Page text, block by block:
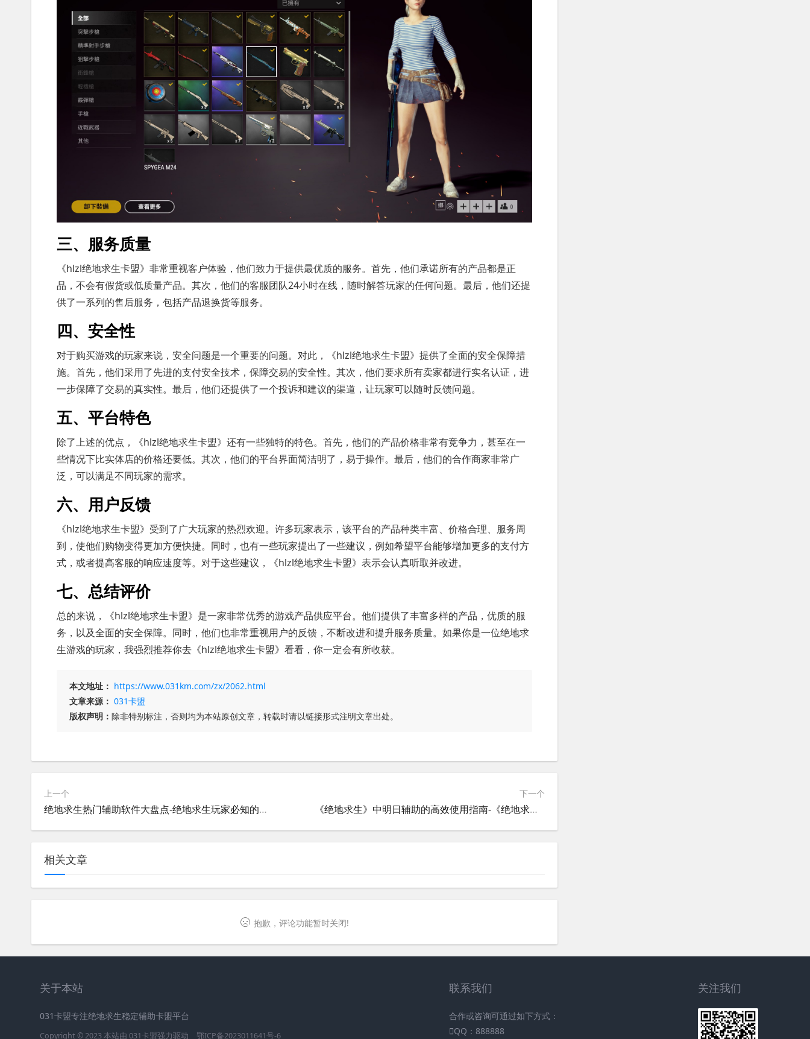
三、服务质量
《hlzl绝地求生卡盟》非常重视客户体验，他们致力于提供最优质的服务。首先，他们承诺所有的产品都是正
品，不会有假货或低质量产品。其次，他们的客服团队24小时在线，随时解答玩家的任何问题。最后，他们还提
供了一系列的售后服务，包括产品退换货等服务。
四、安全性
对于购买游戏的玩家来说，安全问题是一个重要的问题。对此，《hlzl绝地求生卡盟》提供了全面的安全保障措
施。首先，他们采用了先进的支付安全技术，保障交易的安全性。其次，他们要求所有卖家都进行实名认证，进
一步保障了交易的真实性。最后，他们还提供了一个投诉和建议的渠道，让玩家可以随时反馈问题。
五、平台特色
除了上述的优点，《hlzl绝地求生卡盟》还有一些独特的特色。首先，他们的产品价格非常有竞争力，甚至在一
些情况下比实体店的价格还要低。其次，他们的平台界面简洁明了，易于操作。最后，他们的合作商家非常广
泛，可以满足不同玩家的需求。
六、用户反馈
《hlzl绝地求生卡盟》受到了广大玩家的热烈欢迎。许多玩家表示，该平台的产品种类丰富、价格合理、服务周
到，使他们购物变得更加方便快捷。同时，也有一些玩家提出了一些建议，例如希望平台能够增加更多的支付方
式，或者提高客服的响应速度等。对于这些建议，《hlzl绝地求生卡盟》表示会认真听取并改进。
七、总结评价
总的来说，《hlzl绝地求生卡盟》是一家非常优秀的游戏产品供应平台。他们提供了丰富多样的产品，优质的服
务，以及全面的安全保障。同时，他们也非常重视用户的反馈，不断改进和提升服务质量。如果你是一位绝地求
生游戏的玩家，我强烈推荐你去《hlzl绝地求生卡盟》看看，你一定会有所收获。
本文地址： https://www.031km.com/zx/2062.html
文章来源： 031卡盟
版权声明： 除非特别标注，否则均为本站原创文章，转载时请以链接形式注明文章出处。
上一个
绝地求生热门辅助软件大盘点-绝地求生玩家必知的辅助软件推荐与解析
下一个
《绝地求生》中明日辅助的高效使用指南-《绝地求生》玩家必看的明日辅助工具实战技巧与策略
相关文章
抱歉，评论功能暂时关闭!
关于本站
031卡盟专注绝地求生稳定辅助卡盟平台
Copyright © 2023 本站由 031卡盟强力驱动 鄂ICP备2023011641号-6
联系我们
合作或咨询可通过如下方式：
QQ：888888
关注我们